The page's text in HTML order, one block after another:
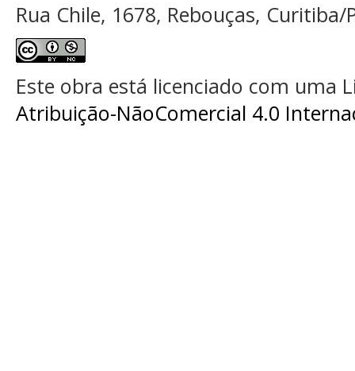
Rua Chile, 1678, Rebouças, Curitiba/
Este obra está licenciado com uma
Atribuição-NãoComercial 4.0